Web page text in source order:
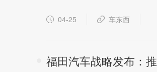
04-25 车东西
福田汽车战略发布：